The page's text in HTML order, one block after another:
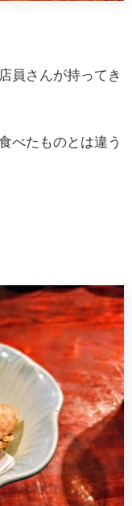
員さんが持ってき
べたものとは違う